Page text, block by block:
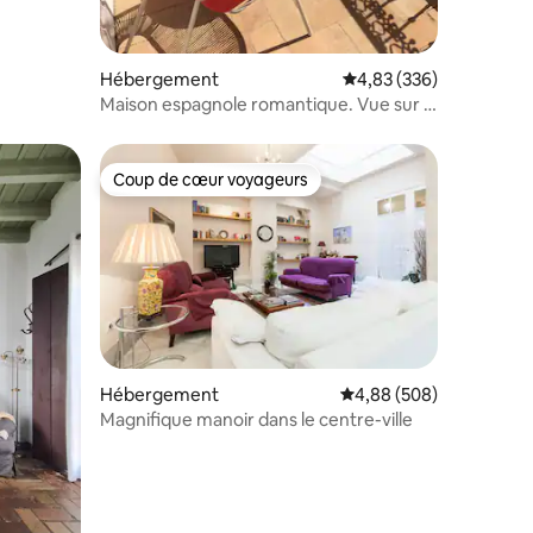
Hébergement Évaluation moyenne
4,83 (336)
Maison espagnole romantique. Vue sur le
: 4,82 sur 5
Coup de cœur voyageurs
Coup de cœur voyageurs
Hébergement Évaluation moyenne
4,88 (508)
Magnifique manoir dans le centre-ville